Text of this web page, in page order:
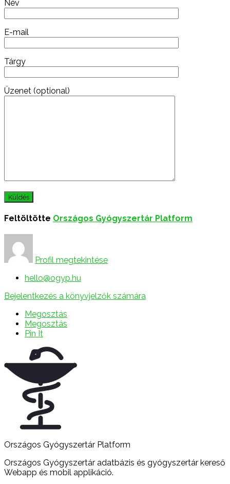
Név
E-mail
Tárgy
Üzenet (optional)
Feltöltötte Országos Gyógyszertár Platform
Profil megtekintése
hello@ogyp.hu
Bejelentkezés a könyvjelzők számára
Megosztás
Megosztás
Pin It
Országos Gyógyszertár Platform
Országos Gyógyszertár adatbázis és gyógyszertár kereső
Webapp és mobil applikáció.